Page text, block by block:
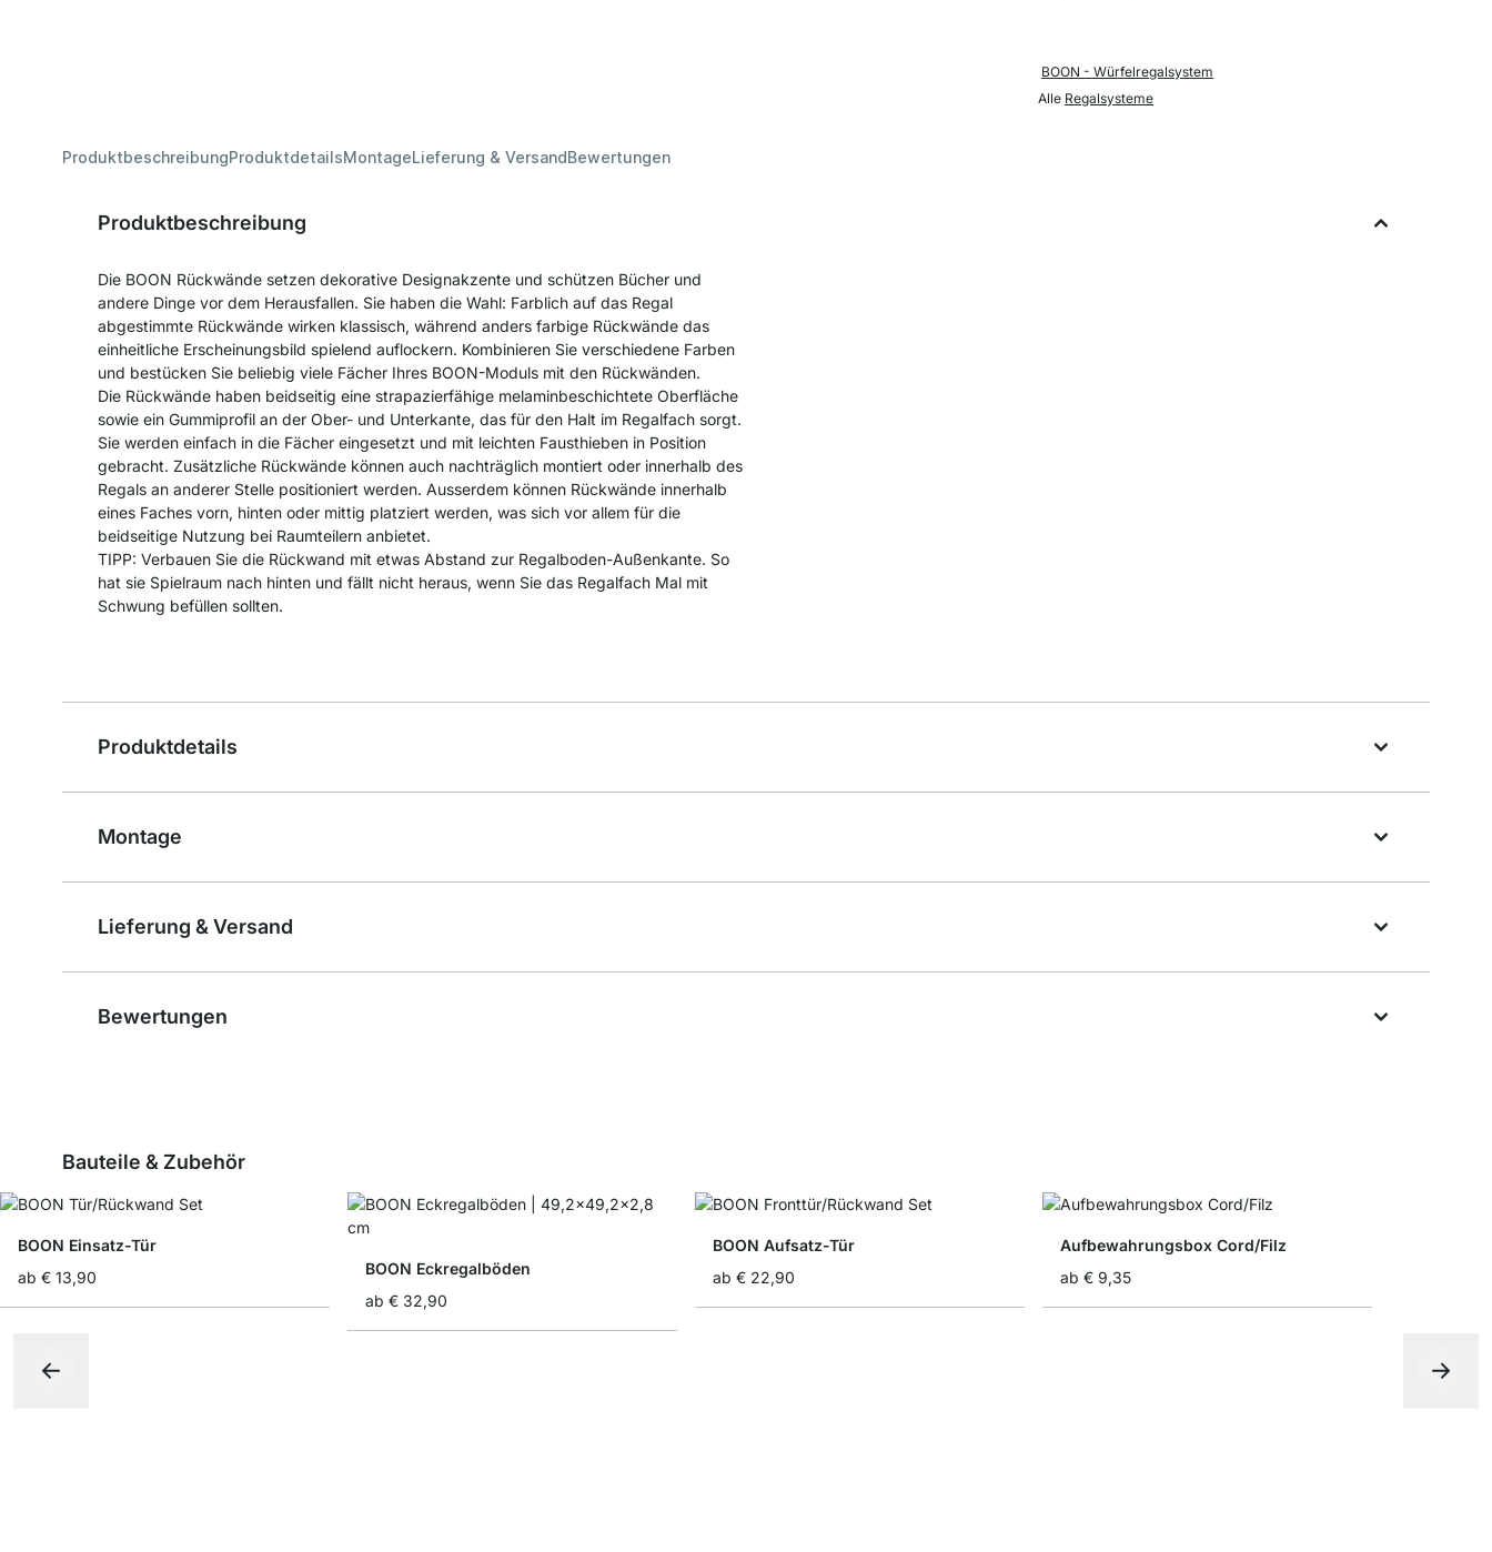
BOON - Würfelregalsystem
Alle Regalsysteme
ProduktbeschreibungProduktdetailsMontageLieferung & VersandBewertungen
Produktbeschreibung
Die BOON Rückwände setzen dekorative Designakzente und schützen Bücher und
andere Dinge vor dem Herausfallen. Sie haben die Wahl: Farblich auf das Regal
abgestimmte Rückwände wirken klassisch, während anders farbige Rückwände das
einheitliche Erscheinungsbild spielend auflockern. Kombinieren Sie verschiedene Farben
und bestücken Sie beliebig viele Fächer Ihres BOON-Moduls mit den Rückwänden.
Die Rückwände haben beidseitig eine strapazierfähige melaminbeschichtete Oberfläche
sowie ein Gummiprofil an der Ober- und Unterkante, das für den Halt im Regalfach sorgt.
Sie werden einfach in die Fächer eingesetzt und mit leichten Fausthieben in Position
gebracht. Zusätzliche Rückwände können auch nachträglich montiert oder innerhalb des
Regals an anderer Stelle positioniert werden. Ausserdem können Rückwände innerhalb
eines Faches vorn, hinten oder mittig platziert werden, was sich vor allem für die
beidseitige Nutzung bei Raumteilern anbietet.
TIPP: Verbauen Sie die Rückwand mit etwas Abstand zur Regalboden-Außenkante. So
hat sie Spielraum nach hinten und fällt nicht heraus, wenn Sie das Regalfach Mal mit
Schwung befüllen sollten.
Produktdetails
Montage
Lieferung & Versand
Bewertungen
Bauteile & Zubehör
BOON Einsatz-Tür
ab € 13,90
BOON Eckregalböden
ab € 32,90
BOON Aufsatz-Tür
ab € 22,90
Aufbewahrungsbox Cord/Filz
ab € 9,35